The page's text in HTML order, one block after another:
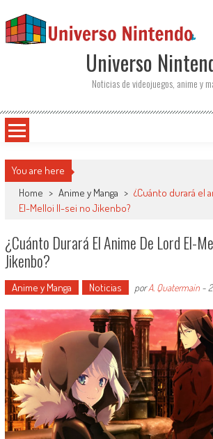
Universo
Noticias de videojuegos, anime y
You are here
Home > Anime y Manga > ¿Cuánto durará el
El-Melloi II-sei no Jikenbo?
¿Cuánto Durará El Anime De Lord El-
Jikenbo?
Anime y Manga Noticias porA. Quatermain-